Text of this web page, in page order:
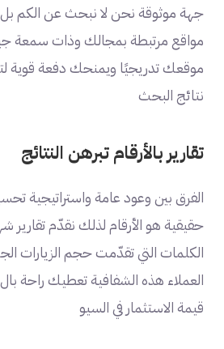
جهة موثوقة نحن لا نبحث عن الكم
مواقع مرتبطة بمجالك وذات سمعة
موقعك تدريجيًا ويمنحك دفعة قوية
نتائج البحث
تقارير بالأرقام تبرهن النتائج
الفرق بين وعود عامة واستراتيجية
حقيقية هو الأرقام لذلك نقدّم
الكلمات التي تقدّمت حجم الزيارات
العملاء هذه الشفافية تعطيك راحة
قيمة الاستثمار في السيو